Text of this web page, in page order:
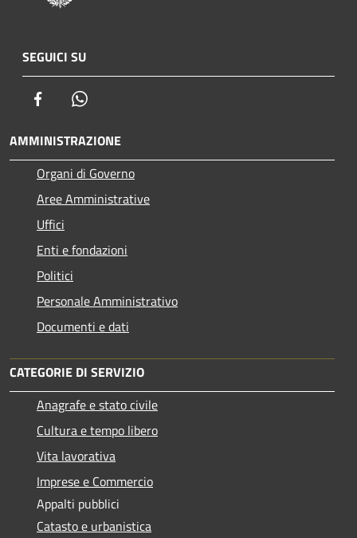
SEGUICI SU
Facebook
AMMINISTRAZIONE
Organi di Governo
Aree Amministrative
Uffici
Enti e fondazioni
Politici
Personale Amministrativo
Documenti e dati
CATEGORIE DI SERVIZIO
Anagrafe e stato civile
Cultura e tempo libero
Vita lavorativa
Imprese e Commercio
Appalti pubblici
Catasto e urbanistica